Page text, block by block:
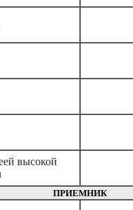
высокой
ПРИЕМНИК